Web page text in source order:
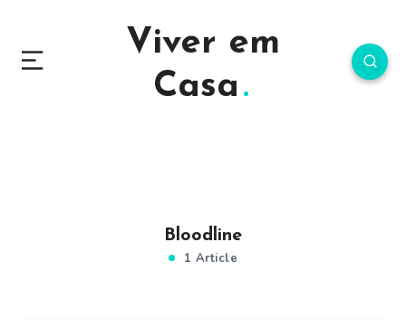
Viver em
Casa
Bloodline
1 Article